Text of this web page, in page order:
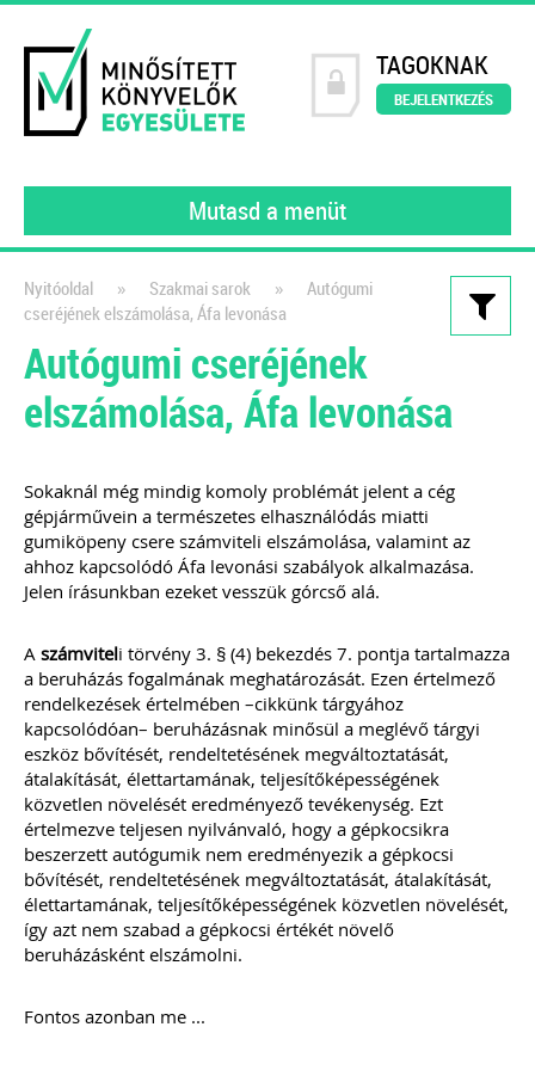
TAGOKNAK
BEJELENTKEZÉS
Mutasd a menüt
Kiadványaink
111 könyvelői kérdés, 111
szakértői válasz III.
2022
111 gyakorlatban felmerült könyvelői
kérdés, egyértelmű válasszal. Célunk
nem a jogszabályok bemásolása,
hanem a valódi segítségnyújtás: a
leírása – természetesen ez sok esetben
már tartalmaz jogszabályi hivatkozást
is... Ingyenesen letölthető
tartalomjegyzékkel mutatunk
betekintést az érintett témakörökbe…
Kiadványunk online (pdf) formában
érhető el.
TAGJAINK INGYENESEN LETÖLTHETIK -
A letöltések menüpont alatt!
Ár: 4700
Tagoknak: ingyenesen
letölthető
Nyitóoldal » Szakmai sarok »
Autógumi
cseréjének elszámolása, Áfa levonása
Autógumi cseréjének
elszámolása, Áfa levonása
Sokaknál még mindig komoly problémát jelent a cég
gépjárművein a természetes elhasználódás miatti
gumiköpeny csere számviteli elszámolása, valamint az
ahhoz kapcsolódó Áfa levonási szabályok alkalmazása.
Jelen írásunkban ezeket vesszük górcső alá.
A számviteli törvény 3. § (4) bekezdés 7. pontja tartalmazza
a beruházás fogalmának meghatározását. Ezen értelmező
rendelkezések értelmében –cikkünk tárgyához
kapcsolódóan– beruházásnak minősül a meglévő tárgyi
eszköz bővítését, rendeltetésének megváltoztatását,
átalakítását, élettartamának, teljesítőképességének
közvetlen növelését eredményező tevékenység. Ezt
értelmezve teljesen nyilvánvaló, hogy a gépkocsikra
beszerzett autógumik nem eredményezik a gépkocsi
bővítését, rendeltetésének megváltoztatását, átalakítását,
élettartamának, teljesítőképességének közvetlen növelését,
így azt nem szabad a gépkocsi értékét növelő
beruházásként elszámolni.
Fontos azonban me ...